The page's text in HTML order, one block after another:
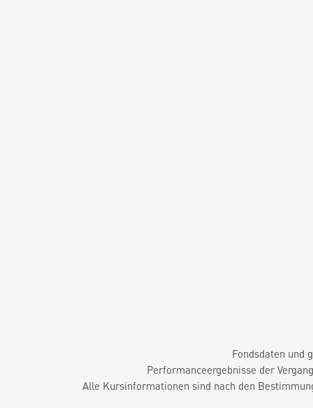
Fondsdaten und
Performanceergebnisse der
Alle Kursinformationen sind nach den